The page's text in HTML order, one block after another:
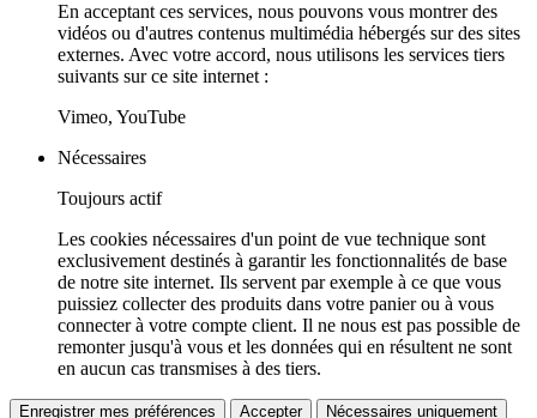
En acceptant ces services, nous pouvons vous montrer des
vidéos ou d'autres contenus multimédia hébergés sur des sites
externes. Avec votre accord, nous utilisons les services tiers
suivants sur ce site internet :
Vimeo, YouTube
Nécessaires
Toujours actif
Les cookies nécessaires d'un point de vue technique sont
exclusivement destinés à garantir les fonctionnalités de base
de notre site internet. Ils servent par exemple à ce que vous
puissiez collecter des produits dans votre panier ou à vous
connecter à votre compte client. Il ne nous est pas possible de
remonter jusqu'à vous et les données qui en résultent ne sont
en aucun cas transmises à des tiers.
Enregistrer mes préférences Accepter Nécessaires uniquement